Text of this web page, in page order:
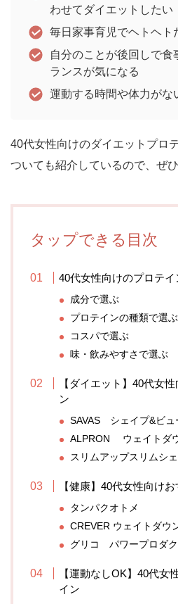
わせてダイエットしたい
毎日家事育児でヘトヘト
自分のことが後回しで
ランスが気になる
運動する時間や体力がな
40代女性向けのダイエットプロ
ついても紹介しているので、ぜ
タップできる目次
40代女性向けのプロテ
成分で選ぶ
プロテインの種類で選ぶ
コスパで選ぶ
味・飲みやすさで選ぶ
【ダイエット】40代女
ン
SAVAS シェイプ&ビュ
ALPRON ウェイトダ
スリムアップスリムシ
【健康】40代女性向け
タンパクオトメ
CREVER ウェイトダウ
グリコ パワープロダ
【運動なしOK】40代女
イン